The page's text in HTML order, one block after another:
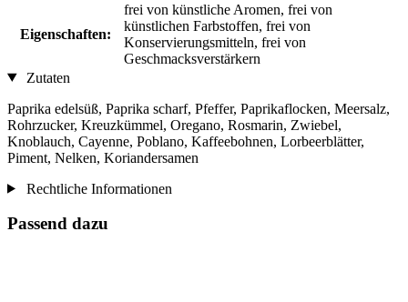
Eigenschaften:
frei von künstliche Aromen, frei von
künstlichen Farbstoffen, frei von
Konservierungsmitteln, frei von
Geschmacksverstärkern
Zutaten
Paprika edelsüß, Paprika scharf, Pfeffer, Paprikaflocken, Meersalz,
Rohrzucker, Kreuzkümmel, Oregano, Rosmarin, Zwiebel,
Knoblauch, Cayenne, Poblano, Kaffeebohnen, Lorbeerblätter,
Piment, Nelken, Koriandersamen
Rechtliche Informationen
Passend dazu